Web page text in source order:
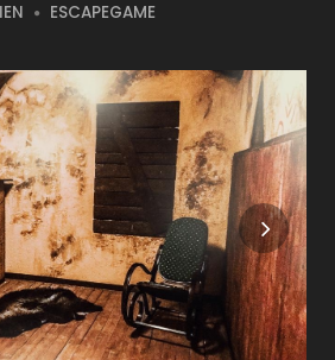
ESCAPEGAME